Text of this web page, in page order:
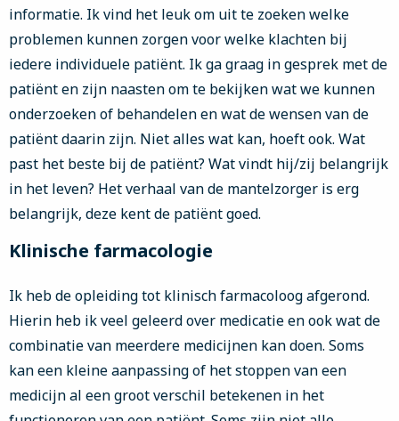
informatie. Ik vind het leuk om uit te zoeken welke
problemen kunnen zorgen voor welke klachten bij
iedere individuele patiënt. Ik ga graag in gesprek met de
patiënt en zijn naasten om te bekijken wat we kunnen
onderzoeken of behandelen en wat de wensen van de
patiënt daarin zijn. Niet alles wat kan, hoeft ook. Wat
past het beste bij de patiënt? Wat vindt hij/zij belangrijk
in het leven? Het verhaal van de mantelzorger is erg
belangrijk, deze kent de patiënt goed.
Klinische farmacologie
Ik heb de opleiding tot klinisch farmacoloog afgerond.
Hierin heb ik veel geleerd over medicatie en ook wat de
combinatie van meerdere medicijnen kan doen. Soms
kan een kleine aanpassing of het stoppen van een
medicijn al een groot verschil betekenen in het